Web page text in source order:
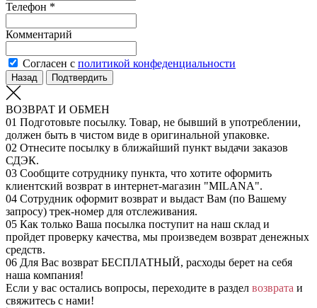
Телефон *
Комментарий
Согласен с политикой конфеденциальности
Назад Подтвердить
ВОЗВРАТ И ОБМЕН
01 Подготовьте посылку. Товар, не бывший в употреблении,
должен быть в чистом виде в оригинальной упаковке.
02 Отнесите посылку в ближайший пункт выдачи заказов
СДЭК.
03 Сообщите сотруднику пункта, что хотите оформить
клиентский возврат в интернет-магазин "MILANA".
04 Сотрудник оформит возврат и выдаст Вам (по Вашему
запросу) трек-номер для отслеживания.
05 Как только Ваша посылка поступит на наш склад и
пройдет проверку качества, мы произведем возврат денежных
средств.
06 Для Вас возврат БЕСПЛАТНЫЙ, расходы берет на себя
наша компания!
Если у вас остались вопросы, переходите в раздел возврата и
свяжитесь с нами!